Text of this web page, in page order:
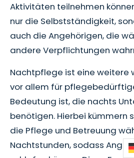
Aktivitäten teilnehmen
nur die Selbstständigkeit,
auch die Angehörigen, die
andere Verpflichtungen
Nachtpflege ist eine weitere
vor allem für
Bedeutung ist, die nachts
benötigen. Hierbei kümmern
die Pflege und Betreuung
Nachtstunden, sodass